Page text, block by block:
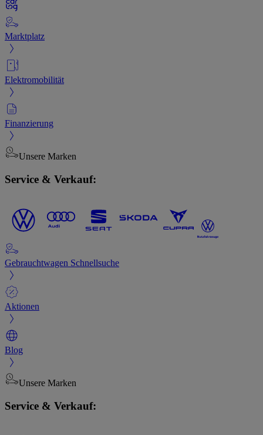
Marktplatz
Elektromobilität
Finanzierung
Unsere Marken
Service & Verkauf:
Gebrauchtwagen Schnellsuche
Aktionen
Blog
Unsere Marken
Service & Verkauf: